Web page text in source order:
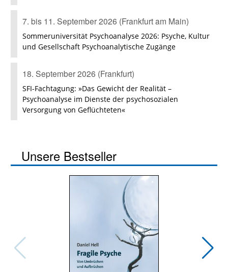
7. bis 11. September 2026 (Frankfurt am Main)
Sommeruniversität Psychoanalyse 2026: Psyche, Kultur
und Gesellschaft Psychoanalytische Zugänge
18. September 2026 (Frankfurt)
SFI-Fachtagung: »Das Gewicht der Realität –
Psychoanalyse im Dienste der psychosozialen
Versorgung von Geflüchteten«
Unsere Bestseller